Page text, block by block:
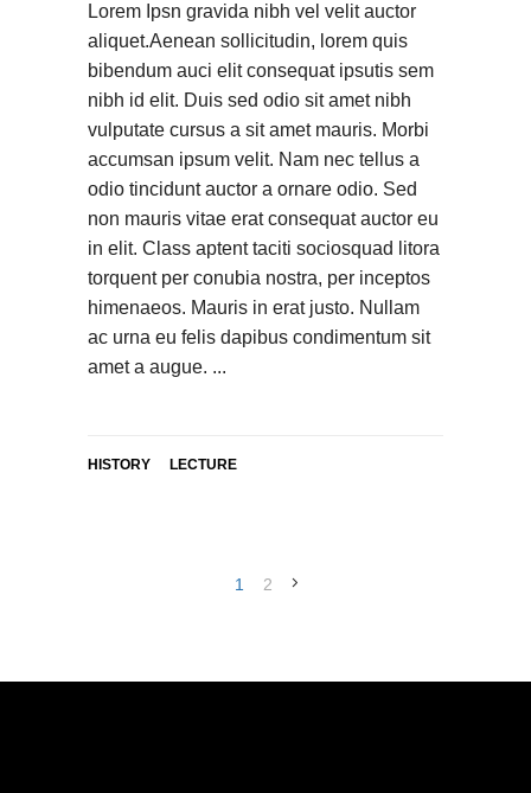
Lorem Ipsn gravida nibh vel velit auctor
aliquet.Aenean sollicitudin, lorem quis
bibendum auci elit consequat ipsutis sem
nibh id elit. Duis sed odio sit amet nibh
vulputate cursus a sit amet mauris. Morbi
accumsan ipsum velit. Nam nec tellus a
odio tincidunt auctor a ornare odio. Sed
non mauris vitae erat consequat auctor eu
in elit. Class aptent taciti sociosquad litora
torquent per conubia nostra, per inceptos
himenaeos. Mauris in erat justo. Nullam
ac urna eu felis dapibus condimentum sit
amet a augue.
HISTORY LECTURE
1 2